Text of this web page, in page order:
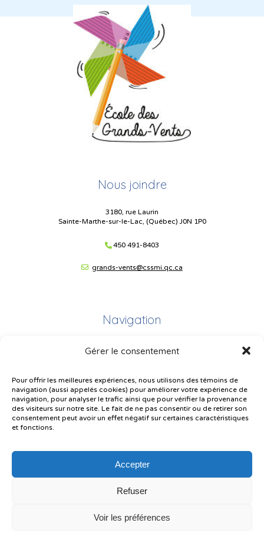
Gérer le consentement
Pour offrir les meilleures expériences, nous utilisons des témoins de
navigation (aussi appelés cookies) pour améliorer votre expérience de
navigation, pour analyser le trafic ainsi que pour vérifier la provenance
des visiteurs sur notre site. Le fait de ne pas consentir ou de retirer son
consentement peut avoir un effet négatif sur certaines caractéristiques
et fonctions.
Accepter
Refuser
Voir les préférences
Nous joindre
3180, rue Laurin
Sainte-Marthe-sur-le-Lac, (Québec) J0N 1P0
450 491-8403
grands-vents@cssmi.qc.ca
Navigation
Plan du site
Plainte – service à l’élève
Politique de confidentialité
Le CSSMI autorise certaines intelligences artificielles contrôlées et